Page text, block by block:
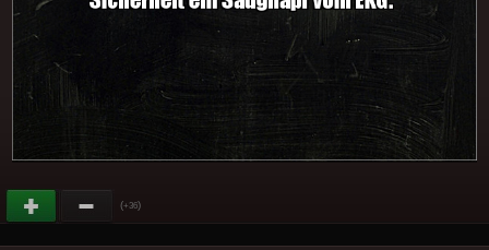
(+36)